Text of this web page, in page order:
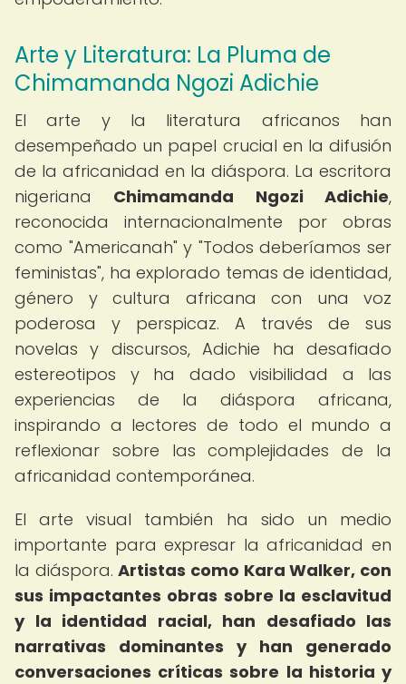
Arte y Literatura: La Pluma de
Chimamanda Ngozi Adichie
El arte y la literatura africanos han
desempeñado un papel crucial en la difusión
de la africanidad en la diáspora. La escritora
nigeriana Chimamanda Ngozi Adichie,
reconocida internacionalmente por obras
como "Americanah" y "Todos deberíamos ser
feministas", ha explorado temas de identidad,
género y cultura africana con una voz
poderosa y perspicaz. A través de sus
novelas y discursos, Adichie ha desafiado
estereotipos y ha dado visibilidad a las
experiencias de la diáspora africana,
inspirando a lectores de todo el mundo a
reflexionar sobre las complejidades de la
africanidad contemporánea.
El arte visual también ha sido un medio
importante para expresar la africanidad en
la diáspora.Artistas como Kara Walker, con
sus impactantes obras sobre la esclavitud
y la identidad racial, han desafiado las
narrativas dominantes y han generado
conversaciones críticas sobre la historia y